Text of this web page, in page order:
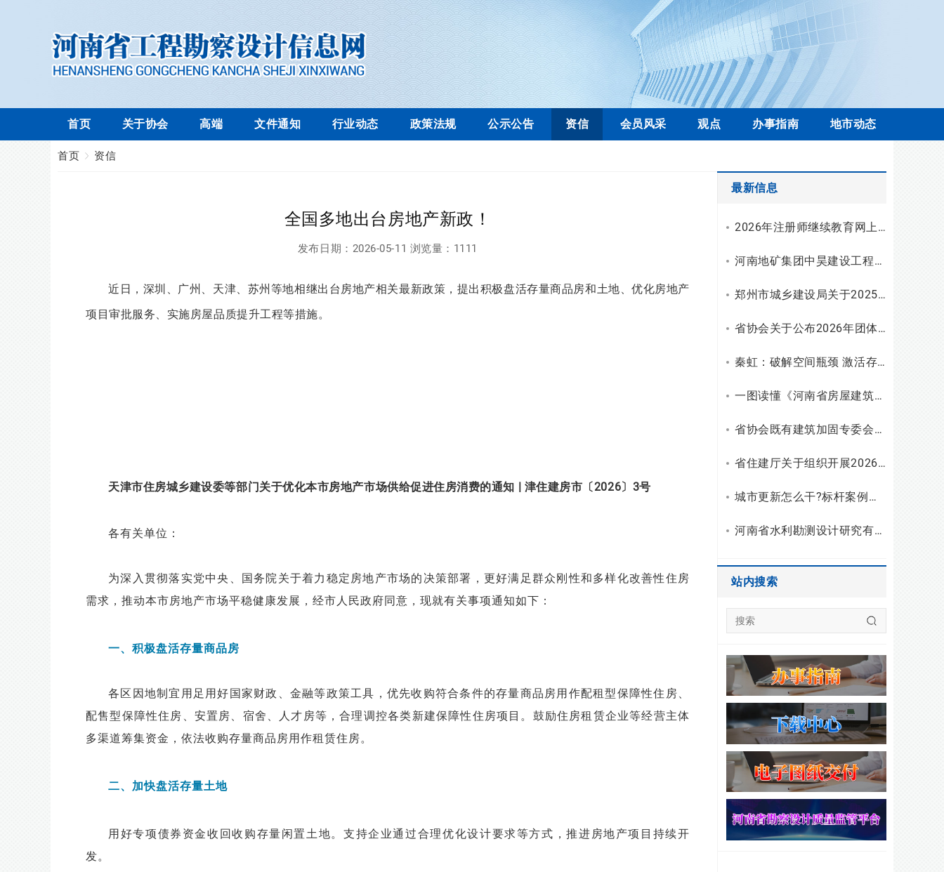
首页 关于协会 高端 文件通知 行业动态 政策法规 公示公告 资信 会员风采 观点 办事指南 地市动态
首页 资信
全国多地出台房地产新政！
发布日期： 2026-05-11 浏览量： 1111
近日，深圳、广州、天津、苏州等地相继出台房地产相关最新政策，提出积极盘活存量商品房和土地、优化房地产
项目审批服务、实施房屋品质提升工程等措施。
天津市住房城乡建设委等部门关于优化本市房地产市场供给促进住房消费的通知 | 津住建房市〔2026〕3号
各有关单位：
为深入贯彻落实党中央、国务院关于着力稳定房地产市场的决策部署，更好满足群众刚性和多样化改善性住房
需求，推动本市房地产市场平稳健康发展，经市人民政府同意，现就有关事项通知如下：
一、积极盘活存量商品房
各区因地制宜用足用好国家财政、金融等政策工具，优先收购符合条件的存量商品房用作配租型保障性住房、
配售型保障性住房、安置房、宿舍、人才房等，合理调控各类新建保障性住房项目。鼓励住房租赁企业等经营主体
多渠道筹集资金，依法收购存量商品房用作租赁住房。
二、加快盘活存量土地
用好专项债券资金收回收购存量闲置土地。支持企业通过合理优化设计要求等方式，推进房地产项目持续开
发。
最新信息
2026年注册师继续教育网上学习操作流程
河南地矿集团中昊建设工程有限公司资质升级，综合技术服务实力再上新台阶
郑州市城乡建设局关于2025年工程勘察设计统计调查有关情况的通报
省协会关于公布2026年团体标准（设计）立项和复审结果的通知
秦虹：破解空间瓶颈 激活存量潜能
一图读懂《河南省房屋建筑安全使用指南（试行）》
省协会既有建筑加固专委会召开2026年二季度主任会议
省住建厅关于组织开展2026年度勘察设计行业“双随机、一公开”检查的通知
城市更新怎么干?标杆案例拆解与建筑企业破局之路
河南省水利勘测设计研究有限公司开展2026年度“夏送清凉”慰问活动
站内搜索